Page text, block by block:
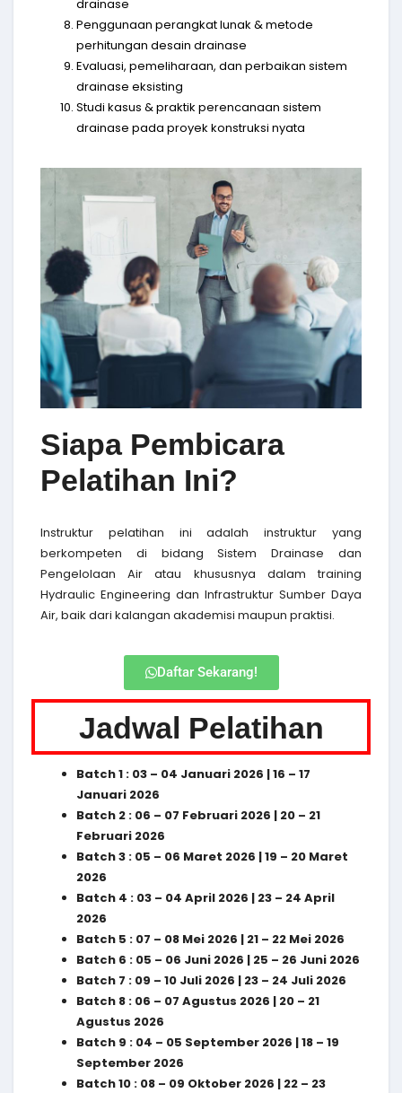
drainase
Penggunaan perangkat lunak & metode
perhitungan desain drainase
Evaluasi, pemeliharaan, dan perbaikan sistem
drainase eksisting
Studi kasus & praktik perencanaan sistem
drainase pada proyek konstruksi nyata
Siapa Pembicara
Pelatihan Ini?
Instruktur pelatihan ini adalah instruktur yang
berkompeten di bidang Sistem Drainase dan
Pengelolaan Air atau khususnya dalam training
Hydraulic Engineering dan Infrastruktur Sumber Daya
Air, baik dari kalangan akademisi maupun praktisi.
Daftar Sekarang!
Jadwal Pelatihan
Batch 1 : 03 – 04 Januari 2026 | 16 – 17
Januari 2026
Batch 2 : 06 – 07 Februari 2026 | 20 – 21
Februari 2026
Batch 3 : 05 – 06 Maret 2026 | 19 – 20 Maret
2026
Batch 4 : 03 – 04 April 2026 | 23 – 24 April
2026
Batch 5 : 07 – 08 Mei 2026 | 21 – 22 Mei 2026
Batch 6 : 05 – 06 Juni 2026 | 25 – 26 Juni 2026
Batch 7 : 09 – 10 Juli 2026 | 23 – 24 Juli 2026
Batch 8 : 06 – 07 Agustus 2026 | 20 – 21
Agustus 2026
Batch 9 : 04 – 05 September 2026 | 18 – 19
September 2026
Batch 10 : 08 – 09 Oktober 2026 | 22 – 23